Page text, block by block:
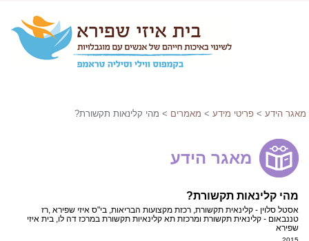
מאגר הידע > פריטי מידע > מאמרים > מהי קלינאות תקשורת?
מאגר הידע
מהי קלינאות תקשורת?
אסטל סלוין - קלינאית תקשורת, רכזת מקצועות הבריאות, בי"ס איזי שפירא ,רז
טננבאום - קלינאית תקשורת ומרכזת תא קלינאיות תקשורת במרכז דה לו, בית איזי
שפירא